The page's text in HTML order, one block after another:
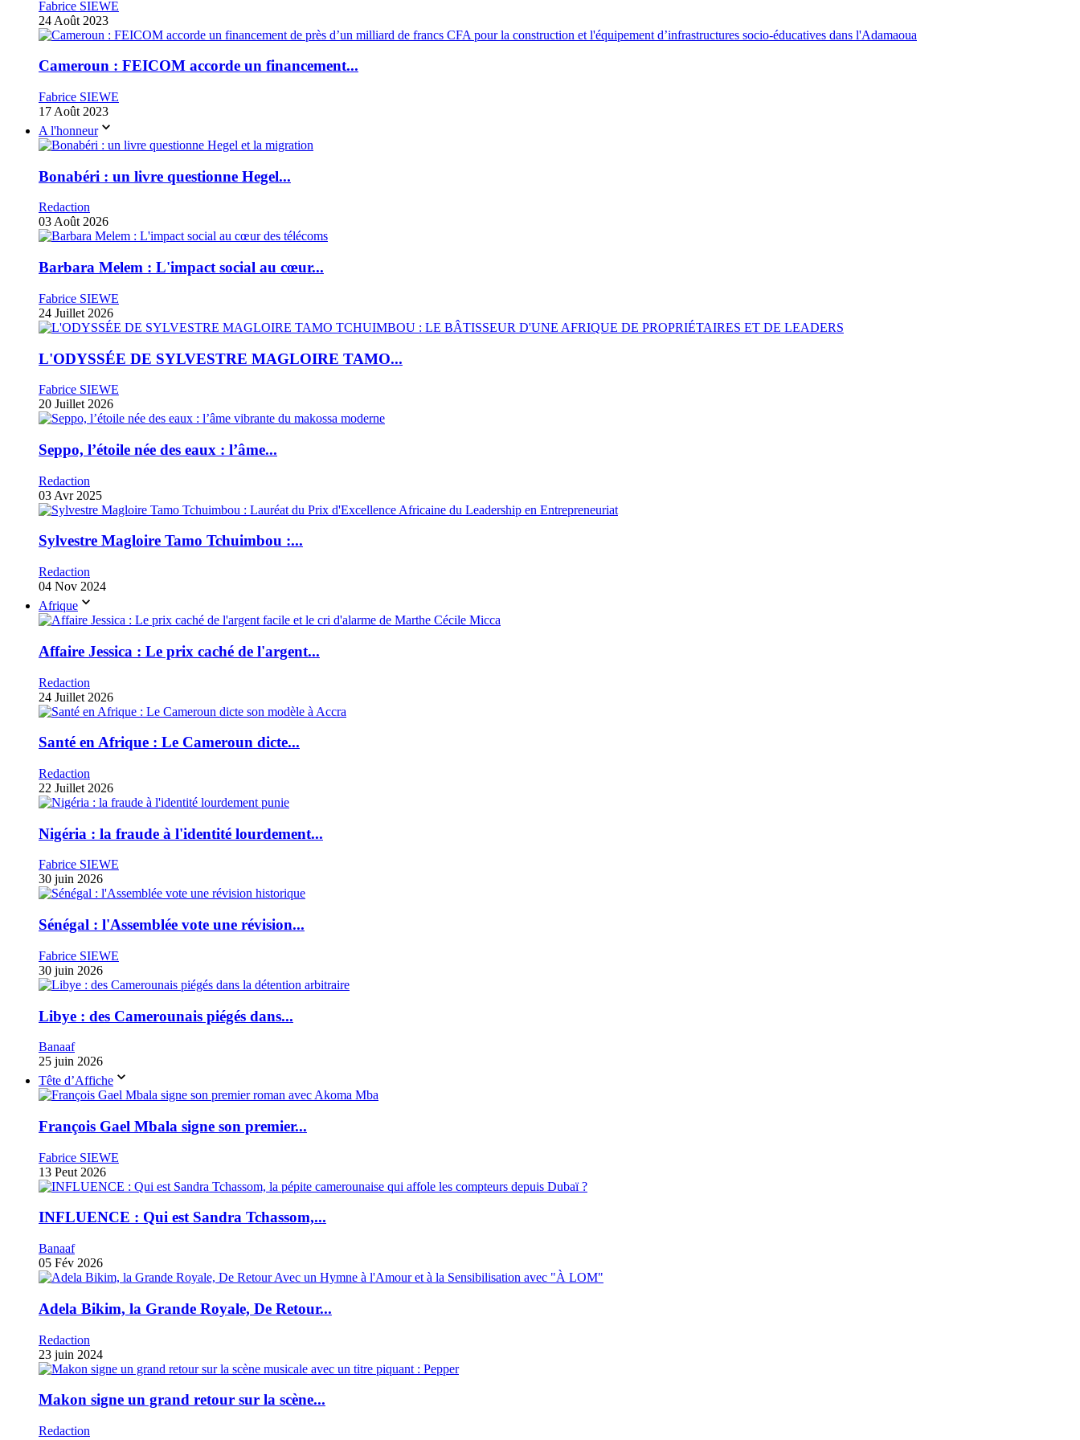
Fabrice SIEWE
24 Août 2023
Cameroun : FEICOM accorde un financement...
Fabrice SIEWE
17 Août 2023
A l'honneur
Bonabéri : un livre questionne Hegel...
Redaction
03 Août 2026
Barbara Melem : L'impact social au cœur...
Fabrice SIEWE
24 Juillet 2026
L'ODYSSÉE DE SYLVESTRE MAGLOIRE TAMO...
Fabrice SIEWE
20 Juillet 2026
Seppo, l’étoile née des eaux : l’âme...
Redaction
03 Avr 2025
Sylvestre Magloire Tamo Tchuimbou :...
Redaction
04 Nov 2024
Afrique
Affaire Jessica : Le prix caché de l'argent...
Redaction
24 Juillet 2026
Santé en Afrique : Le Cameroun dicte...
Redaction
22 Juillet 2026
Nigéria : la fraude à l'identité lourdement...
Fabrice SIEWE
30 juin 2026
Sénégal : l'Assemblée vote une révision...
Fabrice SIEWE
30 juin 2026
Libye : des Camerounais piégés dans...
Banaaf
25 juin 2026
Tête d’Affiche
François Gael Mbala signe son premier...
Fabrice SIEWE
13 Peut 2026
INFLUENCE : Qui est Sandra Tchassom,...
Banaaf
05 Fév 2026
Adela Bikim, la Grande Royale, De Retour...
Redaction
23 juin 2024
Makon signe un grand retour sur la scène...
Redaction